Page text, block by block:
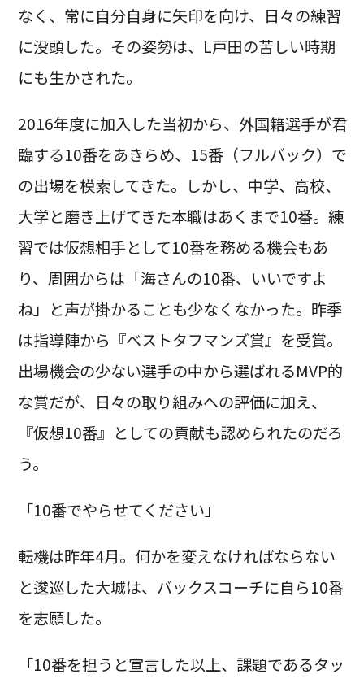
なく、常に自分自身に矢印を向け、日々の練習
に没頭した。その姿勢は、L戸田の苦しい時期
にも生かされた。
2016年度に加入した当初から、外国籍選手が君
臨する10番をあきらめ、15番（フルバック）で
の出場を模索してきた。しかし、中学、高校、
大学と磨き上げてきた本職はあくまで10番。練
習では仮想相手として10番を務める機会もあ
り、周囲からは「海さんの10番、いいですよ
ね」と声が掛かることも少なくなかった。昨季
は指導陣から『ベストタフマンズ賞』を受賞。
出場機会の少ない選手の中から選ばれるMVP的
な賞だが、日々の取り組みへの評価に加え、
『仮想10番』としての貢献も認められたのだろ
う。
「10番でやらせてください」
転機は昨年4月。何かを変えなければならない
と逡巡した大城は、バックスコーチに自ら10番
を志願した。
「10番を担うと宣言した以上、課題であるタッ